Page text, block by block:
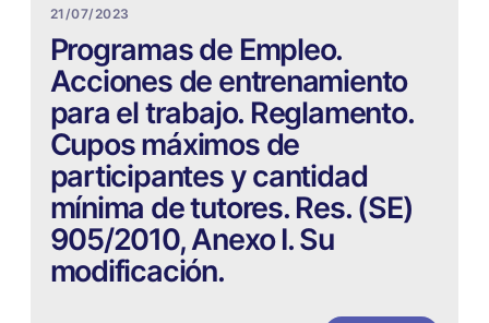
21/07/2023
Programas de Empleo.
Acciones de entrenamiento
para el trabajo. Reglamento.
Cupos máximos de
participantes y cantidad
mínima de tutores. Res. (SE)
905/2010, Anexo I. Su
modificación.